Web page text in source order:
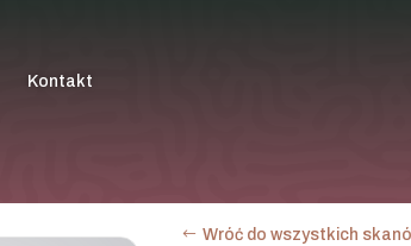
Kontakt
Wróć do wszystkich